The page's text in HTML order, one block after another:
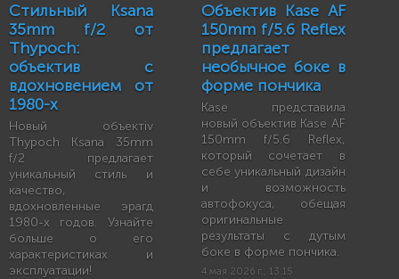
Стильный Ksana
35mm f/2 от
Thypoch:
объектив с
вдохновением от
1980-х
Новый объектiv
Thypoch Ksana 35mm
f/2 предлагает
уникальный стиль и
качество,
вдохновленные эрагд
1980-х годов. Узнайте
больше о его
характеристиках и
эксплуатации!
Объектив Kase AF
150mm f/5.6 Reflex
предлагает
необычное боке в
форме пончика
Kase представила
новый объектив Kase AF
150mm f/5.6 Reflex,
который сочетает в
себе уникальный дизайн
и возможность
автофокуса, обещая
оригинальные
результаты с дутым
боке в форме пончика.
4 мая 2026 г., 13:15